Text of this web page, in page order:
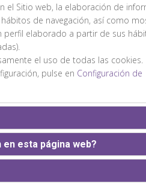
el Sitio web, la elaboración de
de navegación, así como
elaborado a partir de sus
el uso de todas las cookies.
pulse en Configuración de
esta página web?
por: